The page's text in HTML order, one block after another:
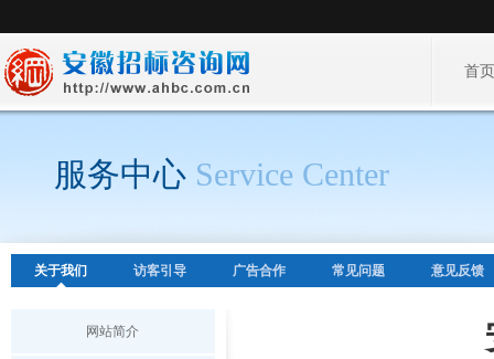
首
服务中心 Service Center
关于我们 访客引导 广告合作 常见问题 意见反馈
网站简介